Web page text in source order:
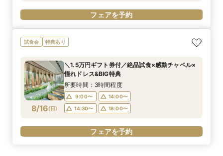
フェアを予約
試食会 特典あり
8/16(日)
＼1.5万円ギフト券付／絶品試食×感動チャペル×
憧れドレス&BIG特典
所要時間：3時間程度
9:00〜
14:00〜
14:30〜
18:00〜
フェアを予約